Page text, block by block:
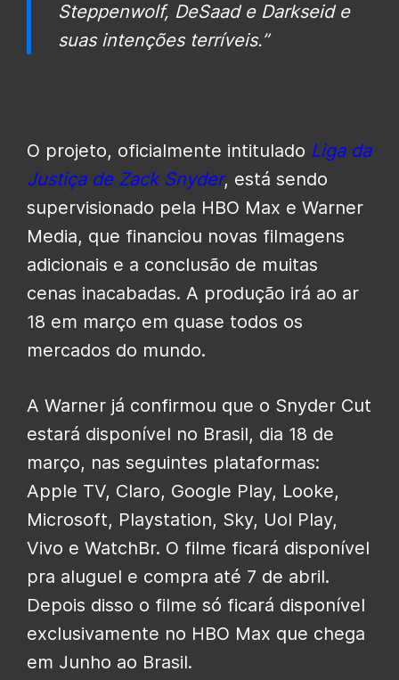
Steppenwolf, DeSaad e Darkseid e
suas intenções terríveis.”
O projeto, oficialmente intitulado Liga da
Justiça de Zack Snyder, está sendo
supervisionado pela HBO Max e Warner
Media, que financiou novas filmagens
adicionais e a conclusão de muitas
cenas inacabadas. A produção irá ao ar
18 em março em quase todos os
mercados do mundo.
A Warner já confirmou que o Snyder Cut
estará disponível no Brasil, dia 18 de
março, nas seguintes plataformas:
Apple TV, Claro, Google Play, Looke,
Microsoft, Playstation, Sky, Uol Play,
Vivo e WatchBr. O filme ficará disponível
pra aluguel e compra até 7 de abril.
Depois disso o filme só ficará disponível
exclusivamente no HBO Max que chega
em Junho ao Brasil.